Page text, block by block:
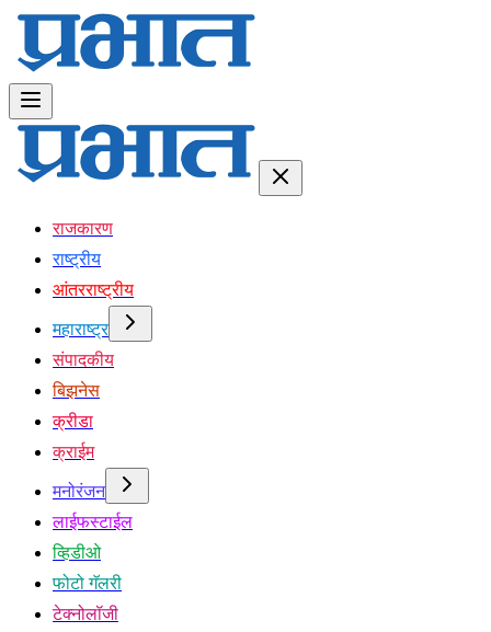
राजकारण
राष्ट्रीय
आंतरराष्ट्रीय
महाराष्ट्र
संपादकीय
बिझनेस
क्रीडा
क्राईम
मनोरंजन
लाईफस्टाईल
व्हिडीओ
फोटो गॅलरी
टेक्नोलॉजी